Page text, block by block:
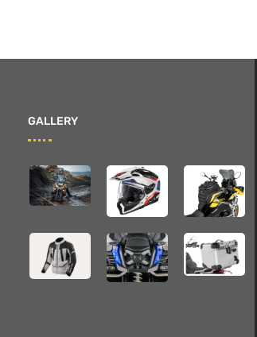
GALLERY